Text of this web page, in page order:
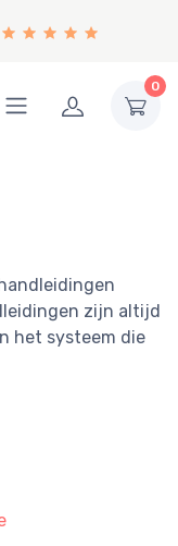
0
zijn altijd
het systeem die